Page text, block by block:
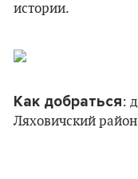
истории.
Как добраться:
Ляховичский